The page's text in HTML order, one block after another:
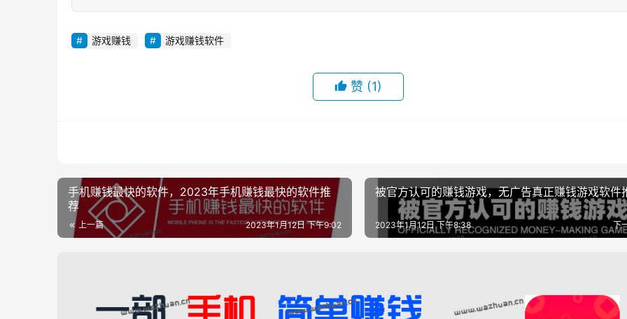
游戏赚钱 游戏赚钱软件
赞 (1)
手机赚钱最快的软件，2023年手机赚钱最快的软件推
荐
上一篇 2023年1月12日 下午9:02
被官方认可的赚钱游戏，无广告真正赚钱游戏软件
下
2023年1月12日 下午8:38